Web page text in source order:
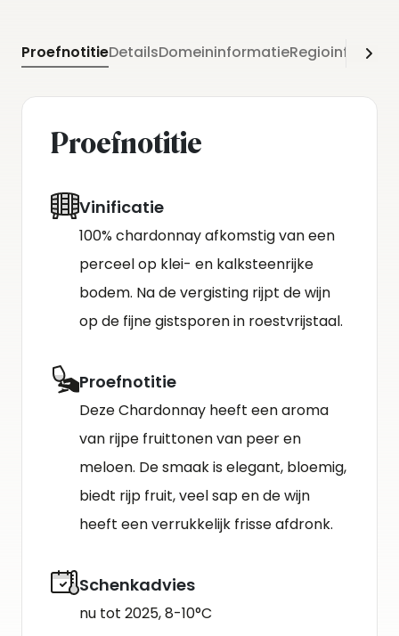
ProefnotitieDetailsDomeininformatie
Proefnotitie
Vinificatie
100% chardonnay afkomstig van een
perceel op klei- en kalksteenrijke
bodem. Na de vergisting rijpt de wijn
op de fijne gistsporen in roestvrijstaal.
Proefnotitie
Deze Chardonnay heeft een aroma
van rijpe fruittonen van peer en
meloen. De smaak is elegant, bloemig,
biedt rijp fruit, veel sap en de wijn
heeft een verrukkelijk frisse afdronk.
Schenkadvies
nu tot 2025, 8-10°C